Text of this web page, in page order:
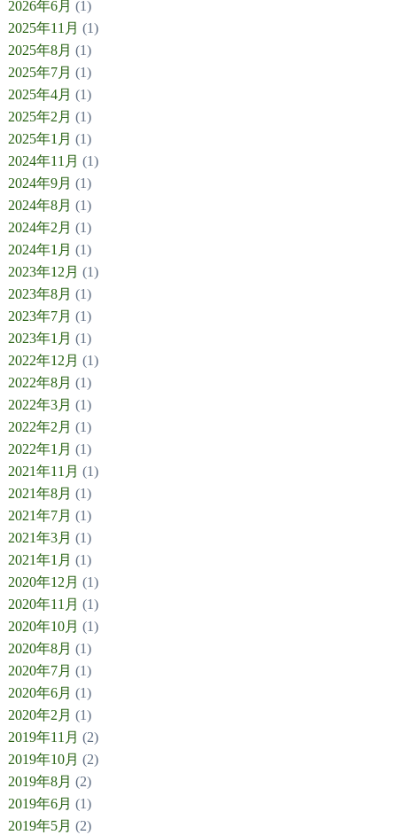
2026年6月 (1)
2025年11月 (1)
2025年8月 (1)
2025年7月 (1)
2025年4月 (1)
2025年2月 (1)
2025年1月 (1)
2024年11月 (1)
2024年9月 (1)
2024年8月 (1)
2024年2月 (1)
2024年1月 (1)
2023年12月 (1)
2023年8月 (1)
2023年7月 (1)
2023年1月 (1)
2022年12月 (1)
2022年8月 (1)
2022年3月 (1)
2022年2月 (1)
2022年1月 (1)
2021年11月 (1)
2021年8月 (1)
2021年7月 (1)
2021年3月 (1)
2021年1月 (1)
2020年12月 (1)
2020年11月 (1)
2020年10月 (1)
2020年8月 (1)
2020年7月 (1)
2020年6月 (1)
2020年2月 (1)
2019年11月 (2)
2019年10月 (2)
2019年8月 (2)
2019年6月 (1)
2019年5月 (2)